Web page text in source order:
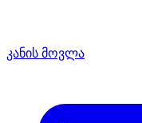
კანის მოვლა